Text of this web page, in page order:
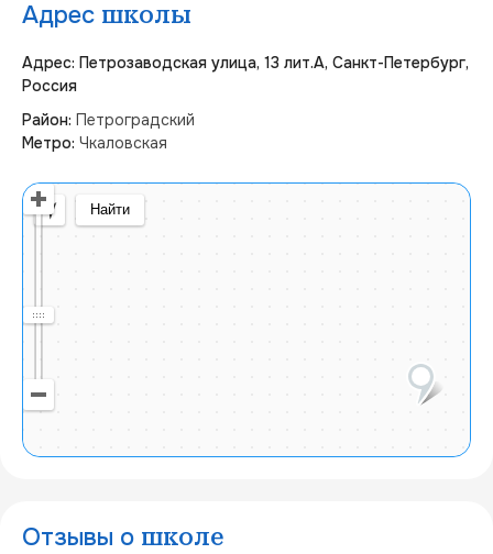
Адрес школы
Адрес: Петрозаводская улица, 13 лит.А, Санкт-Петербург,
Россия
Район: Петроградский
Метро: Чкаловская
Найти
Отзывы о школе